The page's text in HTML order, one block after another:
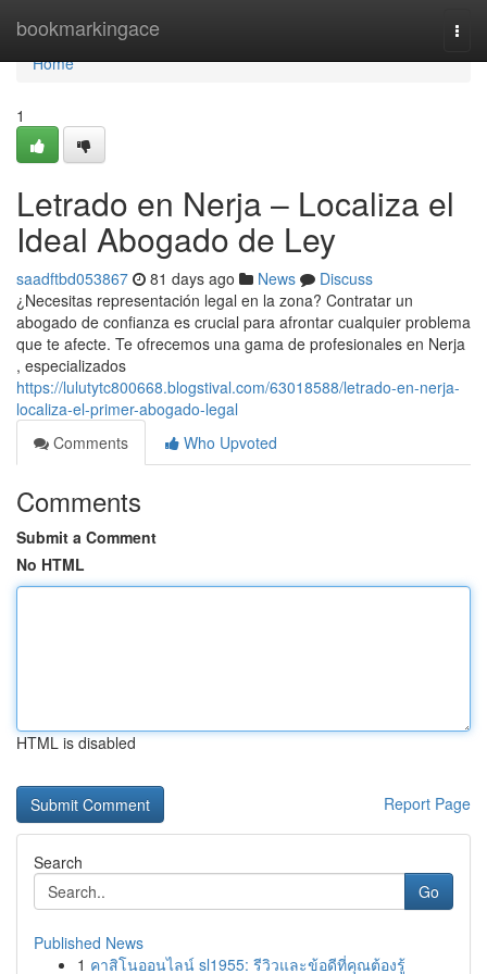
bookmarkingace
Home
Home
1
Letrado en Nerja – Localiza el
Ideal Abogado de Ley
saadftbd053867 81 days ago News
Discuss
¿Necesitas representación legal en la zona? Contratar un
abogado de confianza es crucial para afrontar cualquier problema
que te afecte. Te ofrecemos una gama de profesionales en Nerja
, especializados
https://lulutytc800668.blogstival.com/63018588/letrado-en-nerja-
localiza-el-primer-abogado-legal
Comments
Who Upvoted
Comments
Submit a Comment
No HTML
HTML is disabled
Report Page
Search
Go
Published News
1 คาสิโนออนไลน์ sl1955: รีวิวและข้อดีที่คุณต้องรู้